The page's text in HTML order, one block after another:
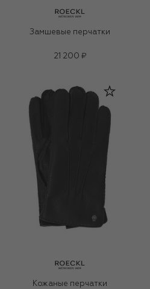
Замшевые перчатки
21 200 ₽
Кожаные перчатки